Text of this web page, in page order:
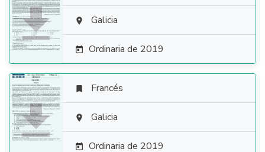
  Galicia
 Ordinaria de 2019

 Francés
 Galicia
 Ordinaria de 2019